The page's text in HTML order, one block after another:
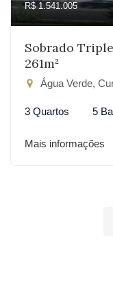
R$ 1.541.005
Sobrado
261m²
Água Verde,
3 Quartos 5
Mais informações